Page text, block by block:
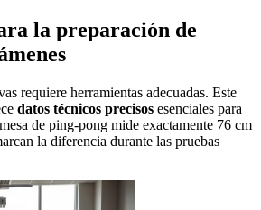
la preparación de
requiere herramientas adecuadas. Este
datos técnicos precisos esenciales para
de ping-pong mide exactamente 76 cm
la diferencia durante las pruebas